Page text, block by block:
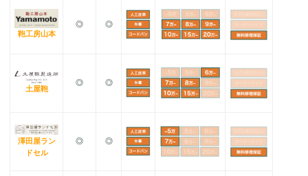
鞄工房山本
◎ ◎
土屋鞄
◎ ◎
澤田屋ラン
ドセル
◎ ◎